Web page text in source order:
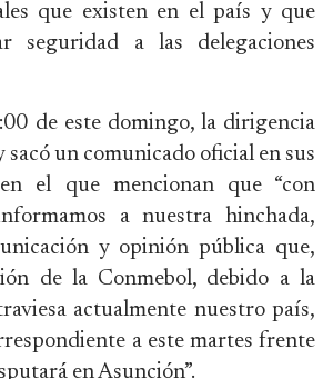
que existen en el país y que
seguridad a las delegaciones
de este domingo, la dirigencia
sacó un comunicado oficial en sus
el que mencionan que “con
a nuestra hinchada,
y opinión pública que,
de la Conmebol, debido a la
actualmente nuestro país,
a este martes frente
en Asunción”.